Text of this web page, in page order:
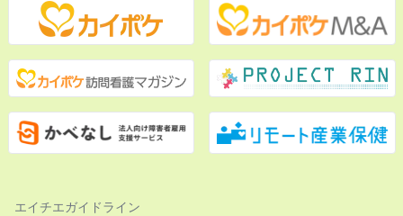
エイチエガイドライン